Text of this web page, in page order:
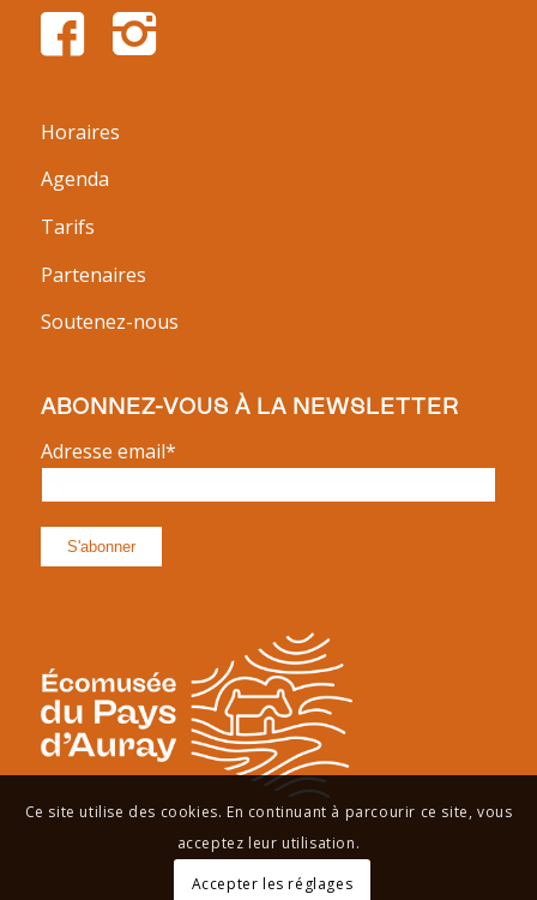
Horaires
Agenda
Tarifs
Partenaires
Soutenez-nous
ABONNEZ-VOUS À LA NEWSLETTER
Adresse email*
Ce site utilise des cookies. En continuant à parcourir ce site, vous
acceptez leur utilisation.
Accepter les réglages